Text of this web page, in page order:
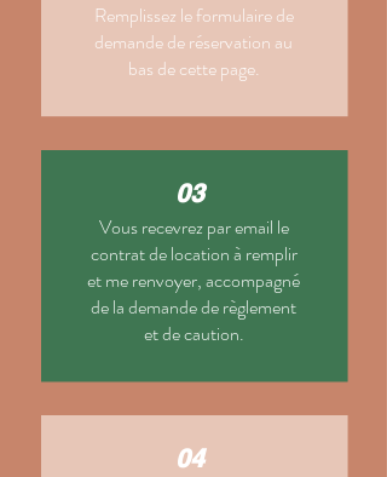
Remplissez le formulaire de
demande de réservation au
bas de cette page.
03
Vous recevrez par email le
contrat de location à remplir
et me renvoyer, accompagné
de la demande de règlement
et de caution.
04